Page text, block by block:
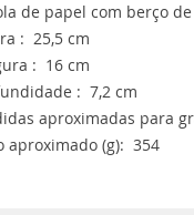
de papel com berço
: 25,5 cm
: 16 cm
: 7,2 cm
aproximadas para
aproximado (g): 354